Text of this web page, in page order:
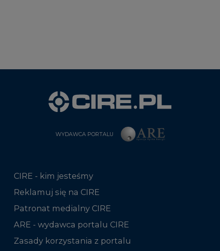
WYDAWCA PORTALU
CIRE - kim jesteśmy
Reklamuj się na CIRE
Patronat medialny CIRE
ARE - wydawca portalu CIRE
Zasady korzystania z portalu